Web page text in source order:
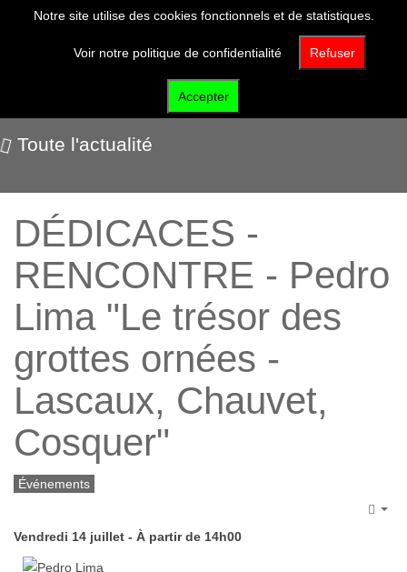
Nos événements
Toute l'actualité
DÉDICACES -
RENCONTRE - Pedro
Lima "Le trésor des
grottes ornées -
Lascaux, Chauvet,
Cosquer"
Événements
Vendredi 14 juillet - À partir de 14h00
Notre site utilise des cookies fonctionnels et de statistiques.
Voir notre politique de confidentialité Refuser
Accepter